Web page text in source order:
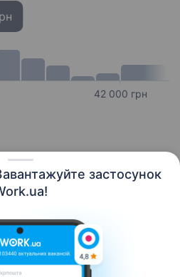
застосунок
42 000 грн